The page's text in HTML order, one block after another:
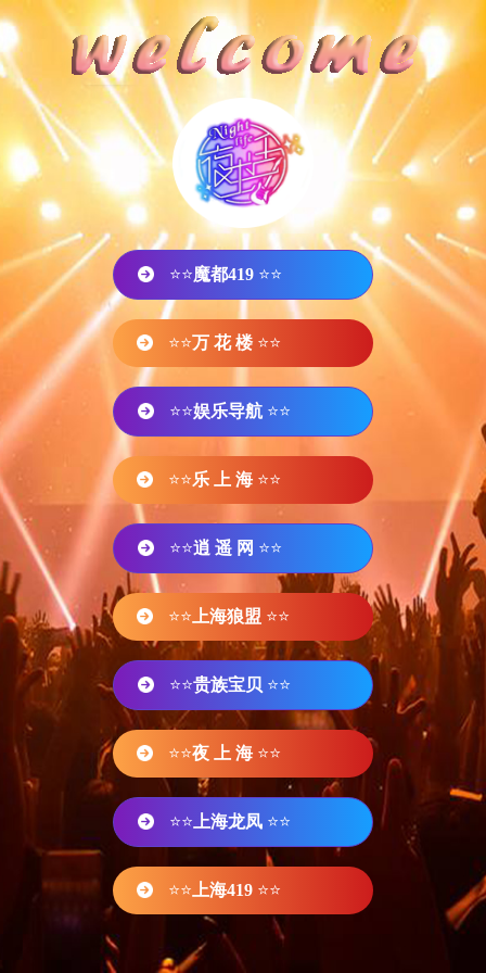
⭐⭐魔都419 ⭐⭐
⭐⭐万 花 楼 ⭐⭐
⭐⭐娱乐导航 ⭐⭐
⭐⭐乐 上 海 ⭐⭐
⭐⭐逍 遥 网 ⭐⭐
⭐⭐ 上海狼盟 ⭐⭐
⭐⭐贵族宝贝 ⭐⭐
⭐⭐夜 上 海 ⭐⭐
⭐⭐ 上海龙凤 ⭐⭐
⭐⭐ 上海419 ⭐⭐